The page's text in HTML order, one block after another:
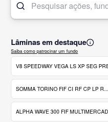
Lâminas em destaque
Saiba como patrocinar um fundo
V8 SPEEDWAY VEGA LS XP SEG
SOMMA TORINO FIF CI RF CP LP R...
ALPHA WAVE 300 FIF